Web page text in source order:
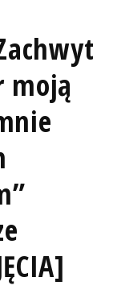
moją